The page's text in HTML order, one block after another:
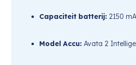
Capaciteit batterij: 2150
Model Accu: Avata 2